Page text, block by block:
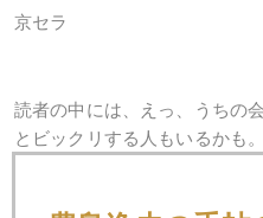
京セラ
読者の中には、えっ、うちの
とビックリする人もいるかも